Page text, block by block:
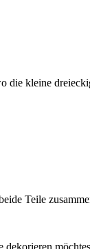
die kleine
Teile